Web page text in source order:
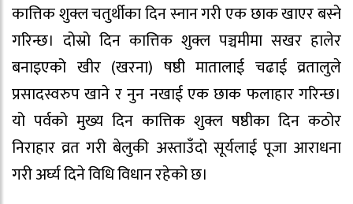
कात्तिक शुक्ल चतुर्थीका दिन स्नान गरी एक छाक खाएर बस्ने
गरिन्छ। दोस्रो दिन कात्तिक शुक्ल पञ्चमीमा सखर हालेर
बनाइएको खीर (खरना) षष्ठी मातालाई चढाई व्रतालुले
प्रसादस्वरुप खाने र नुन नखाई एक छाक फलाहार गरिन्छ।
यो पर्वको मुख्य दिन कात्तिक शुक्ल षष्ठीका दिन कठोर
निराहार व्रत गरी बेलुकी अस्ताउँदो सूर्यलाई पूजा आराधना
गरी अर्घ्य दिने विधि विधान रहेको छ।